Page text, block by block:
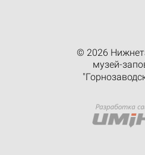
© 2026
музей-